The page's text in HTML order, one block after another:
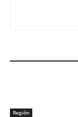
Región